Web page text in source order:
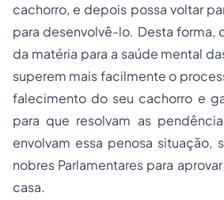
cachorro, e depois possa voltar
para desenvolvê-lo. Desta forma,
da matéria para a saúde mental
superem mais facilmente o
falecimento do seu cachorro e
para que resolvam as
envolvam essa penosa situação,
nobres Parlamentares para
casa.